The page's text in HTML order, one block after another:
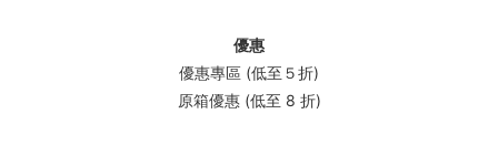
優惠
優惠專區 (低至５折)
原箱優惠 (低至 8 折)